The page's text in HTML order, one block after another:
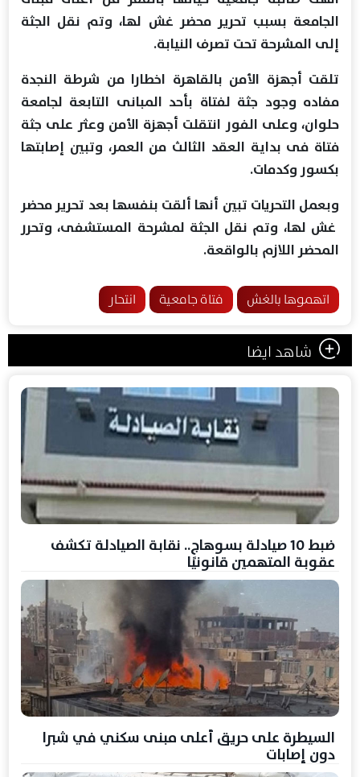
الجامعة بسبب تحرير محضر غش لها، وتم نقل الجثة
إلى المشرحة تحت تصرف النيابة.
تلقت أجهزة الأمن بالقاهرة اخطارا من شرطة النجدة
مفاده وجود جثة لفتاة بأحد المبانى التابعة لجامعة
حلوان، وعلى الفور انتقلت أجهزة الأمن وعثر على جثة
فتاة فى بداية العقد الثالث من العمر، وتبين إصابتها
بكسور وكدمات.
وبعمل التحريات تبين أنها ألقت بنفسها بعد تحرير محضر
غش لها، وتم نقل الجثة لمشرحة المستشفى، وتحرر
المحضر اللازم بالواقعة.
اتهموها بالغش فتاة جامعية انتحار
شاهد ايضا
ضبط 10 صيادلة بسوهاج.. نقابة الصيادلة تكشف
عقوبة المتهمين قانونيًا
السيطرة على حريق أعلى مبنى سكني في شبرا
دون إصابات